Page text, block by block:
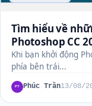
Tìm hiểu về
Photoshop CC
Khi bạn khởi động
phía bên trái...
PT Phúc Trần13/08/